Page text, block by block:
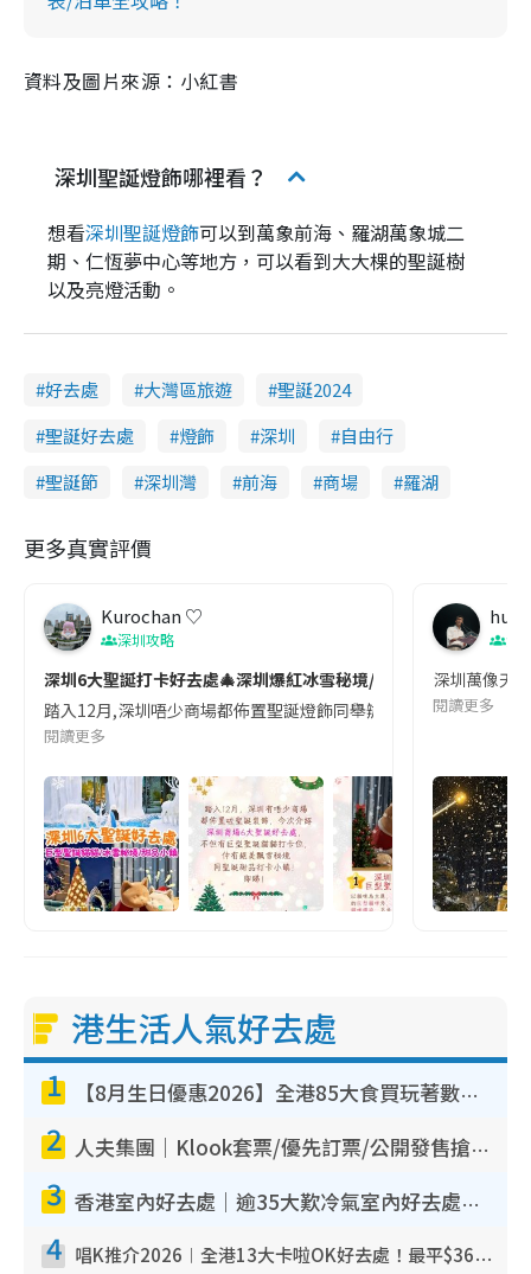
資料及圖片來源：小紅書
深圳聖誕燈飾哪裡看？
想看深圳聖誕燈飾可以到萬象前海、羅湖萬象城二
期、仁恆夢中心等地方，可以看到大大棵的聖誕樹
以及亮燈活動。
好去處 大灣區旅遊
聖誕2024
聖誕好去處
燈飾 深圳
自由行
聖誕節
深圳灣 前海 商場 羅湖
更多真實評價
Kurochan ♡
深圳攻略
深圳6大聖誕打卡好去處🎄深圳爆紅冰雪秘境/巨型聖誕貓貓/甜品
踏入12月,深圳唔少商場都佈置聖誕燈飾同舉辦活動🎄今次推薦深
閱讀更多
深
深圳萬像天
閱讀更多
港生活人氣好去處
1 【8月生日優惠2026】全港85大食買玩著數攻略 自助餐/火鍋放題同行免費＋誠品/DONKI送現金券
2 人夫集團｜Klook套票/優先訂票/公開發售搶飛攻略！附票價.購票連結.場地座位表
3 香港室內好去處｜逾35大歎冷氣室內好去處推介 室內活動免費避雨無懼落雨
4 唱K推介2026︱全港13大卡啦OK好去處！最平$36起 日文K都有！(附地址+收費詳情)